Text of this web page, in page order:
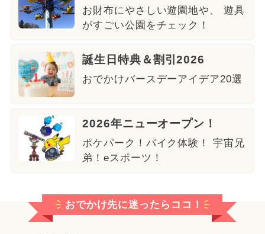
お財布にやさしい遊園地や、 遊具
がすごい公園をチェック！
誕生日特典＆割引2026
おでかけバースデーアイデア20選
2026年ニューオープン！
ポケパーク！バイク体験！ 宇宙兄
弟！eスポーツ！
おでかけ先に迷ったらココ！